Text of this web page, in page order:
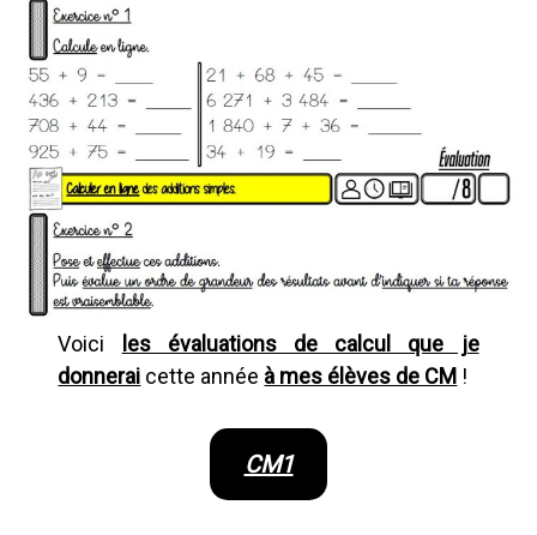
Voici les évaluations de calcul que je
donnerai cette année à mes élèves de CM !
CM1